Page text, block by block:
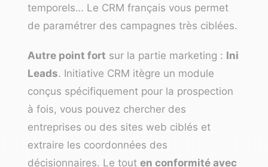
temporels… Le CRM français vous permet
de paramétrer des campagnes très ciblées.
Autre point fort sur la partie marketing : Ini
Leads. Initiative CRM itègre un module
conçus spécifiquement pour la prospection
à fois, vous pouvez chercher des
entreprises ou des sites web ciblés et
extraire les coordonnées des
décisionnaires. Le tout en conformité avec